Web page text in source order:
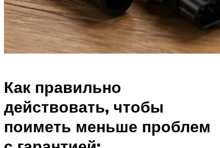
Как правильно
действовать, чтобы
поиметь меньше проблем